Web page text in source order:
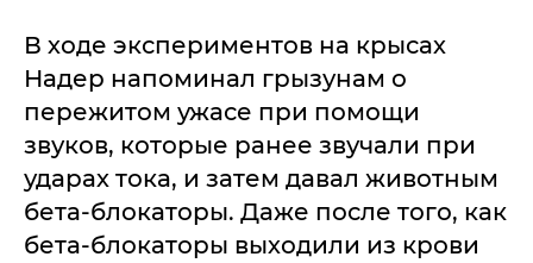
В ходе экспериментов на крысах
Надер напоминал грызунам о
пережитом ужасе при помощи
звуков, которые ранее звучали при
ударах тока, и затем давал животным
бета-блокаторы. Даже после того, как
бета-блокаторы выходили из крови